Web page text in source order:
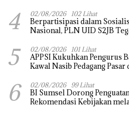
Inflasi
4 02/08/2026 102 Lihat
Berpartisipasi dalam
Nasional, PLN UID S2JB
5 02/08/2026 101 Lihat
APPSI Kukuhkan Pengurus
Kawal Nasib Pedagang
6 02/08/2026 99 Lihat
BI Sumsel Dorong
Rekomendasi Kebijakan